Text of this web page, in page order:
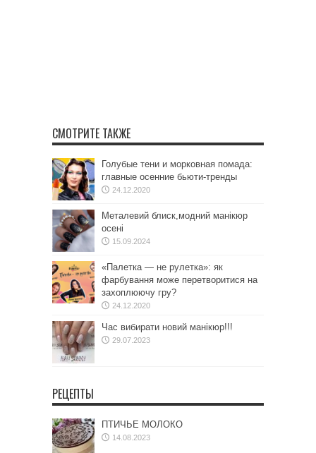
СМОТРИТЕ ТАКЖЕ
Голубые тени и морковная помада:
главные осенние бьюти-тренды
24.12.2020
Металевий блиск,модний манікюр
осені
15.09.2024
«Палетка — не рулетка»: як
фарбування може перетворитися на
захоплюючу гру?
24.12.2020
Час вибирати новий манікюр!!!
29.07.2023
РЕЦЕПТЫ
ПТИЧЬЕ МОЛОКО
14.08.2023